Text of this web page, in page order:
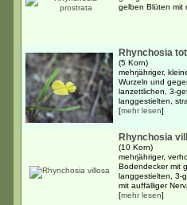
gelben Blüten mit
Rhynchosia
(5 Korn)
mehrjähriger,
Wurzeln und
lanzettlichen, 3-
langgestielten,
[mehr lesen]
Rhynchosia
(10 Korn)
mehrjähriger,
Bodendecker mit
langgestielten, 3-
mit auffälliger
[mehr lesen]